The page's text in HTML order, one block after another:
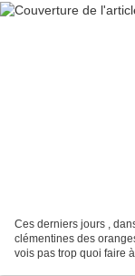
Ces derniers jours ,
clémentines des
vois pas trop quoi faire